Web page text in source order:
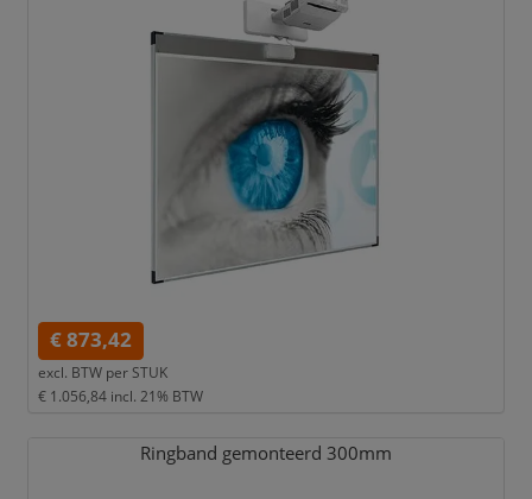
€ 873,42
excl. BTW per STUK
€ 1.056,84 incl. 21% BTW
Ringband gemonteerd 300mm